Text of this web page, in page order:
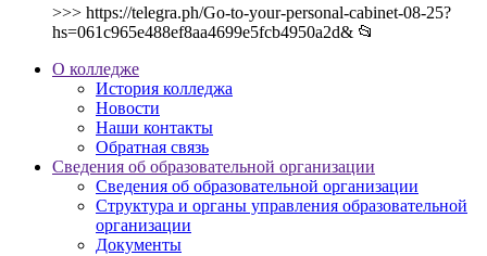
>>> https://telegra.ph/Go-to-your-personal-cabinet-08-25?
hs=061c965e488ef8aa4699e5fcb4950a2d& 📂
О колледже
История колледжа
Новости
Наши контакты
Обратная связь
Сведения об образовательной организации
Сведения об образовательной организации
Структура и органы управления образовательной
организации
Документы